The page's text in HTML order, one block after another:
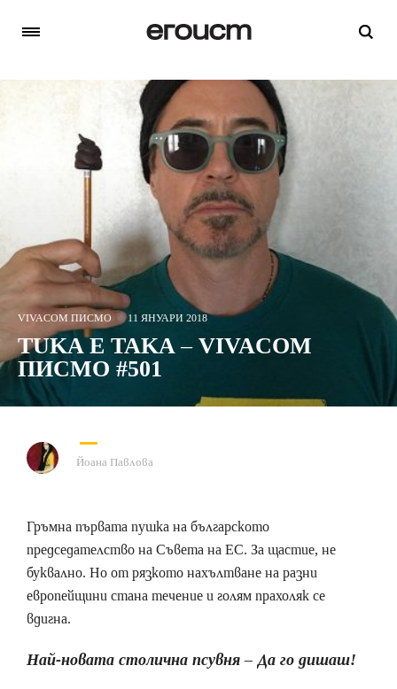
VIVACOM ПИСМО 11 ЯНУАРИ 2018
TUKA E TAKA – VIVACOM
ПИСМО #501
Йоана Павлова
Гръмна първата пушка на българското
председателство на Съвета на ЕС. За щастие, не
буквално. Но от рязкото нахълтване на разни
европейщини стана течение и голям прахоляк се
вдигна.
Най-новата столична псувня – Да го дишаш!